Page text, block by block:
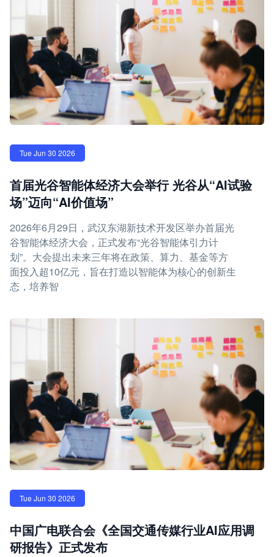
Tue Jun 30 2026
首届光谷智能体经济大会举行 光谷从“AI试验
场”迈向“AI价值场”
2026年6月29日，武汉东湖新技术开发区举办首届光
谷智能体经济大会，正式发布“光谷智能体引力计
划”。大会提出未来三年将在政策、算力、基金等方
面投入超10亿元，旨在打造以智能体为核心的创新生
态，培养智
Tue Jun 30 2026
中国广电联合会《全国交通传媒行业AI应用调
研报告》正式发布